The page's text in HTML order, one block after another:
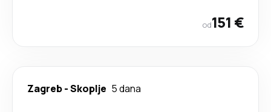
od151 €
Zagreb-Skoplje 5 dana